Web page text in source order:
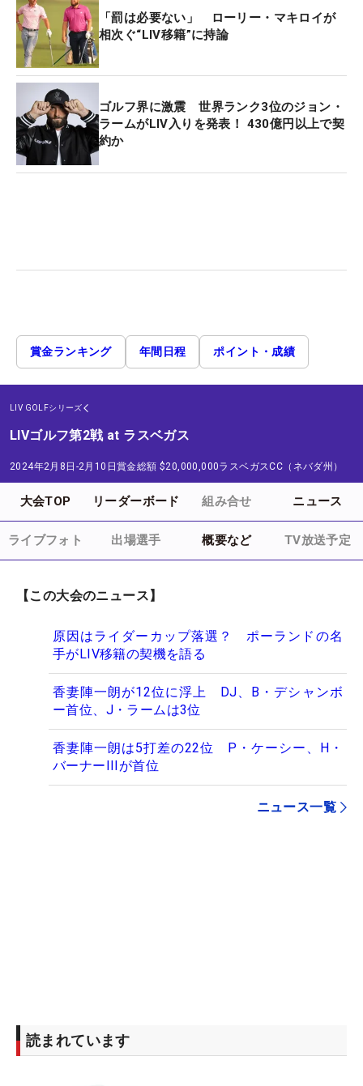
「罰は必要ない」 ローリー・マキロイが
相次ぐ“LIV移籍”に持論
ゴルフ界に激震 世界ランク3位のジョン・
ラームがLIV入りを発表！ 430億円以上で契
約か
賞金ランキング 年間日程 ポイント・成績
LIV GOLFシリーズ
LIVゴルフ第2戦 at ラスベガス
2024年2月8日-2月10日賞金総額 $20,000,000ラスベガスCC（ネバダ州）
大会TOP リーダーボード 組み合せ ニュース
ライブフォト 出場選手 概要など TV放送予定
【この大会のニュース】
原因はライダーカップ落選？ ポーランドの名
手がLIV移籍の契機を語る
香妻陣一朗が12位に浮上 DJ、B・デシャンボ
ー首位、J・ラームは3位
香妻陣一朗は5打差の22位 P・ケーシー、H・
バーナーIIIが首位
ニュース一覧
読まれています